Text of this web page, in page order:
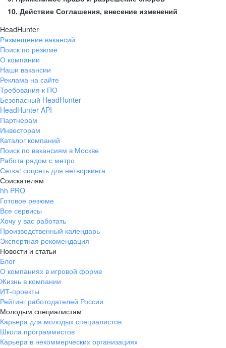
10. Действие Соглашения, внесение изменений
HeadHunter
Размещение вакансий
Поиск по резюме
О компании
Наши вакансии
Реклама на сайте
Требования к ПО
Безопасный HeadHunter
HeadHunter API
Партнерам
Инвесторам
Каталог компаний
Поиск по вакансиям в Москве
Работа рядом с метро
Сетка: соцсеть для нетворкинга
Соискателям
hh PRO
Готовое резюме
Все сервисы
Хочу у вас работать
Производственный календарь
Экспертная рекомендация
Новости и статьи
Блог
О компаниях в игровой форме
Жизнь в компании
ИТ-проекты
Рейтинг работодателей России
Молодым специалистам
Карьера для молодых специалистов
Школа программистов
Карьера в некоммерческих организациях